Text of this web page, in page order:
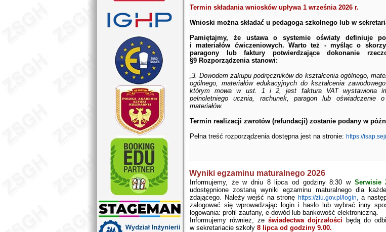
Termin składania wniosków upływa 1 września 2026 r.
Wnioski można składać u pedagoga szkolnego lub w
Pamiętajmy, że ustawa o systemie oświaty definiuje
i materiałów ćwiczeniowych. Warto też - myśląc o
paragony lub faktury potwierdzające dokonanie
§9 Rozporządzenia stanowi:
„3. Dowodem zakupu podręczników do kształcenia ogólnego,
ogólnego, materiałów edukacyjnych do kształcenia
którym mowa w ust. 1 i 2, jest faktura VAT wystawiona
pełnoletniego ucznia, rachunek, paragon lub oświadczenie
materiałów.
Termin realizacji zwrotów (refundacji) zostanie podany w
Pełna treść rozporządzenia dostępna jest na stronie: https://
Wyniki egzaminu maturalnego 2026
Informujemy, że w dniu 8 lipca od godziny 8:30 w Serwisie
udostępnione zostaną wyniki egzaminu maturalnego dla
zdającego. Należy wejść na stronęhttps://ziu.gov.pl/login, a
zalogować się wprowadzając login i hasło lub wybrać inny
logowania: profil zaufany, e-dowód lub bankowość elektroniczną.
Informujemy również, żeświadectwa dojrzałości będą do
w sekretariacie szkoły 8 lipca od godziny 9.00.